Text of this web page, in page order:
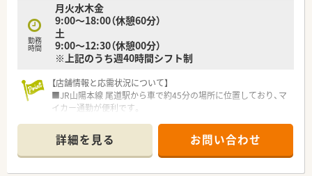
■有給休暇が取得しやすいように各エリアの基幹店に人員を多
めに配置し、
ヘルプ勤務が可能な組織を運営されています。
■独立志望者や経営に興味がある方には自社の店舗を売却、
もしくはグループ会社として迎え入れてくださいます。
＜こんな方にもオススメ＞
■今までの経験を活かして高年収を目指したい方
■専門性を高めたい方
等々…
少しでも気になった方はお問い合わせくださいませ
勤務
時間
月火水木金
9:00～18:00（休憩60分）
土
9:00～12:30（休憩00分）
※上記のうち週40時間シフト制
【店舗情報と応需状況について】
■JR山陽本線 尾道駅から車で約45分の場所に位置しており、マ
イカー通勤が便利です。
度に対応しています。
■現在の勤務者数については確認が必要ですが、無理のない人員
配置を行っています。
詳細を見る お問い合わせ